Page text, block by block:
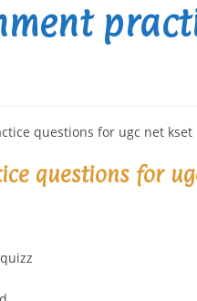
questions for